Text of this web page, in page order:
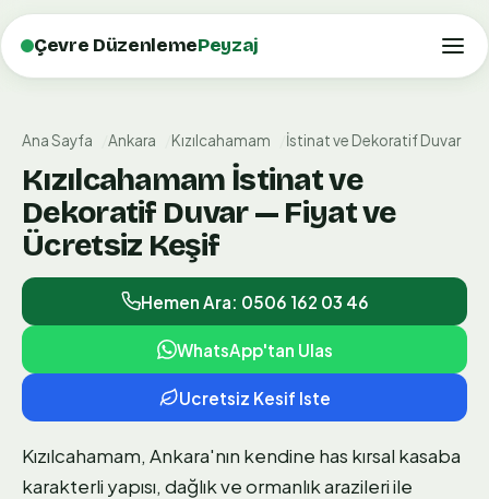
Çevre DüzenlemePeyzaj
Ana Sayfa Ankara Kızılcahamam İstinat ve Dekoratif Duvar
Kızılcahamam İstinat ve
Dekoratif Duvar — Fiyat ve
Ücretsiz Keşif
Hemen Ara: 0506 162 03 46
WhatsApp'tan Ulas
Ucretsiz Kesif Iste
Kızılcahamam, Ankara'nın kendine has kırsal kasaba
karakterli yapısı, dağlık ve ormanlık arazileri ile